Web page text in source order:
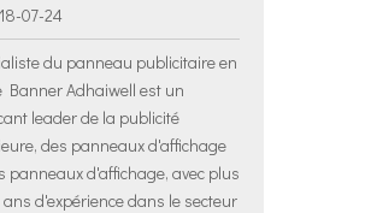
07-24
du panneau publicitaire en
Banner Adhaiwell est un
leader de la publicité
des panneaux d'affichage
panneaux d'affichage, avec plus
ans d'expérience dans le secteur